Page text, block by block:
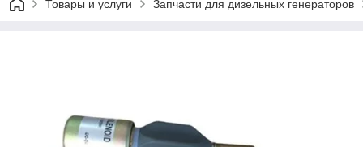
Товары и услуги Запчасти для дизельных генераторов